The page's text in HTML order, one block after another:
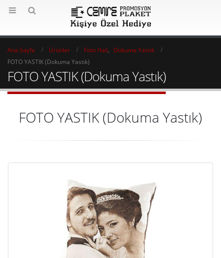
Ana Sayfa Ürünler Foto Halı
Dokuma Yastık
FOTO YASTIK (Dokuma Yastık)
FOTO YASTIK (Dokuma Yastık)
FOTO YASTIK (Dokuma Yastık)